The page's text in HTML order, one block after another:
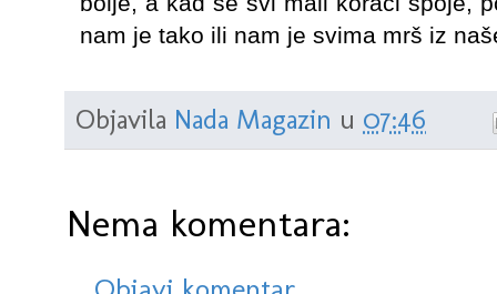
nam je tako ili nam je svima mrš iz
Objavila Nada Magazin u 07:46
Nema komentara: